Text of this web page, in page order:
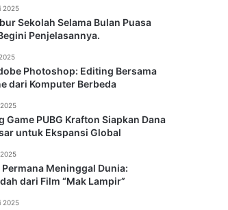
2025
Sekolah Selama Bulan Puasa
Penjelasannya.
Photoshop: Editing Bersama
dari Komputer Berbeda
Game PUBG Krafton Siapkan Dana
untuk Ekspansi Global
Meninggal Dunia:
dari Film “Mak Lampir”
2025